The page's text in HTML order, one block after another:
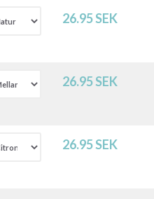
26.95 SEK
26.95 SEK
26.95 SEK